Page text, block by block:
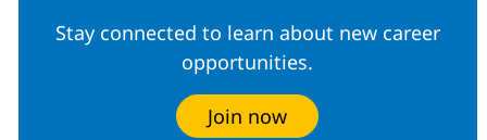
Stay connected to learn about new career
opportunities.
Join now